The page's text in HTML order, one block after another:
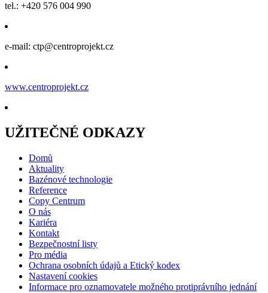
tel.: +420 576 004 990
e-mail: ctp@centroprojekt.cz
www.centroprojekt.cz
UŽITEČNÉ ODKAZY
Domů
Aktuality
Bazénové technologie
Reference
Copy Centrum
O nás
Kariéra
Kontakt
Bezpečnostní listy
Pro média
Ochrana osobních údajů a Etický kodex
Nastavení cookies
Informace pro oznamovatele možného protiprávního jednání